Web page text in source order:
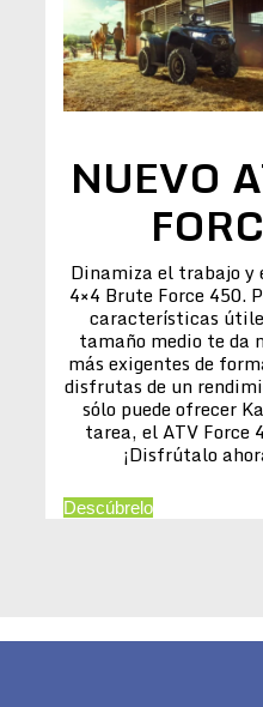
NUEVO
Dinamiza el trabajo y
4×4 Brute Force 450.
características
tamaño medio te da
más exigentes de
disfrutas de un
sólo puede ofrecer
tarea, el ATV Force
¡Disfrútalo
Descúbrelo